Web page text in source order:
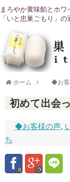
まろやか黄味餡とホ
「いと忠巣ごもり」
ホーム ◆お客
初めて出会
◆お客様の声,
ち
0